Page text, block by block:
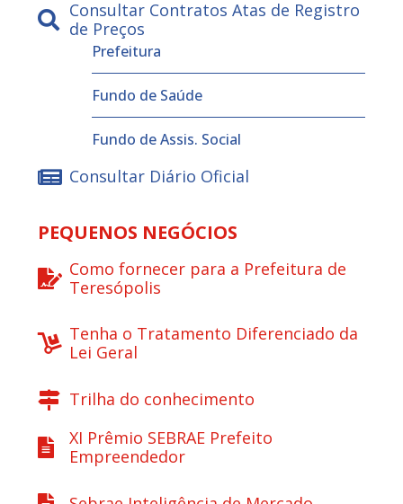
Consultar Contratos Atas de Registro
de Preços
Prefeitura
Fundo de Saúde
Fundo de Assis. Social
Consultar Diário Oficial
PEQUENOS NEGÓCIOS
Como fornecer para a Prefeitura de
Teresópolis
Tenha o Tratamento Diferenciado da
Lei Geral
Trilha do conhecimento
XI Prêmio SEBRAE Prefeito
Empreendedor